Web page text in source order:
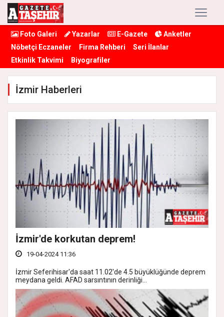
Foto Galeri Yazarlar E-Gazete
Anketler
Nöbetçi Eczaneler
Firma Rehberi
Seri İlanlar
Etkinlik Takvimi
Biyografiler
İzmir Haberleri
İzmir'de korkutan deprem!
19-04-2024 11:36
İzmir Seferihisar'da saat 11.02'de 4.5 büyüklüğünde deprem
meydana geldi. AFAD sarsıntının derinliği...